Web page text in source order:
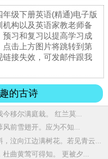
级下册英语(精通)电子版
构以及英语家教老师备
习和复习以提高学习成
击上方图片将跳转到第
接失效，可发邮件跟我
的古诗
移尔满庭栽。 红兰莫...
风前雪翅开。应为不知...
泣向江边满树花。若见青云...
杜曲黄莺可得知。 更被夕...